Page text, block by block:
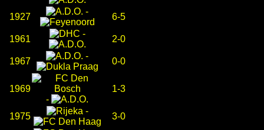
1927
-
6-5
1961
-
2-0
1967
-
0-0
1969
-
1-3
1975
-
3-0